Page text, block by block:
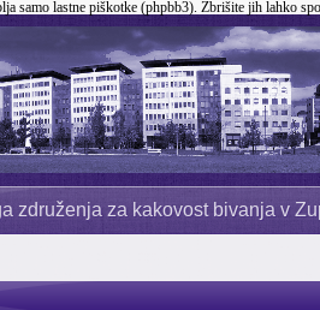
samo lastne piškotke (phpbb3). Zbrišite jih lahko
združenja za kakovost bivanja v